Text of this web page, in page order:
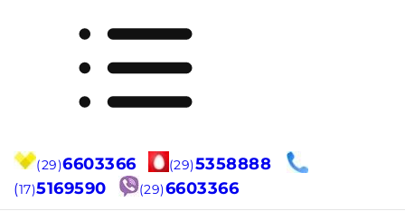
(29)6603366 (29)5358888
(17)5169590 (29)6603366